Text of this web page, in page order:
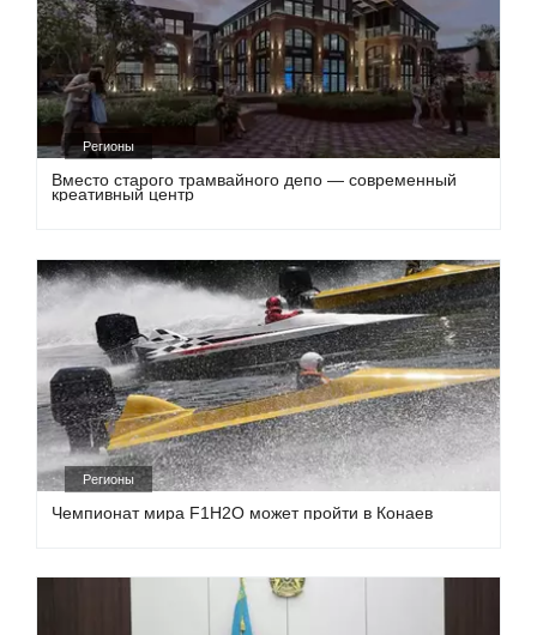
Регионы
Вместо старого трамвайного депо — современный
креативный центр
Регионы
Чемпионат мира F1H2O может пройти в Конаев